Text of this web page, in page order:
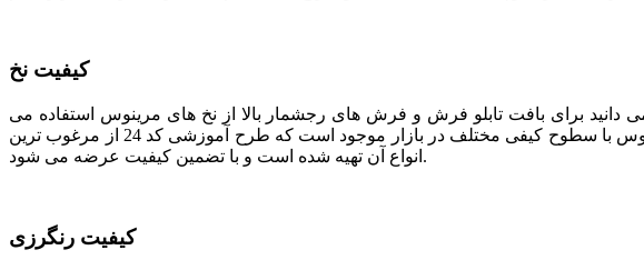
کیفیت نخ
دانید برای بافت تابلو فرش و فرش های رجشمار بالا از نخ های مرینوس استفاده می
شود. مرینوس نام نوعی نژاد گوسفند خارجی است که دارای پشمی بسیار ظریف می باشد. در حال حاضر نخ های مرینوس با سطوح کیفی مختلف در بازار موجود است که طرح آموزشی کد 24 از مرغوب ترین
انواع آن تهیه شده است و با تضمین کیفیت عرضه می شود.
کیفیت رنگرزی